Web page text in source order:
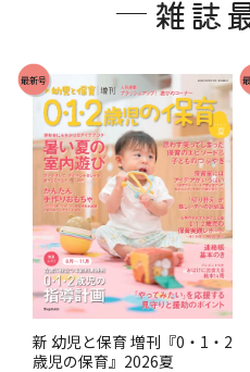
雑誌
最新号
新 幼児と保育 増刊『0・1・2
歳児の保育』2026夏